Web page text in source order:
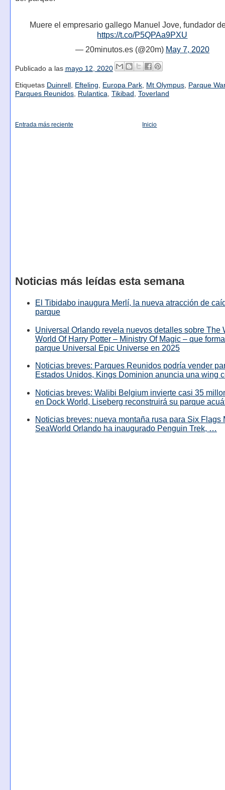
Muere el empresario gallego Manuel Jove, fundador
https://t.co/P5QPAa9PXU
— 20minutos.es (@20m) May 7, 2020
Publicado a las mayo 12, 2020
Etiquetas Duinrell Efteling Europa Park, Mt Olympus,
Parque
Parques Reunidos, Rulantica Tikibad Toverland
Entrada más reciente Inicio
Noticias más leídas esta semana
El Tibidabo inaugura Merlí, la nueva atracción de
parque
Universal Orlando revela nuevos detalles sobre The
World Of Harry Potter – Ministry Of Magic – que
parque Universal Epic Universe en 2025
Noticias breves: Parques Reunidos podría vender
Estados Unidos, Kings Dominion anuncia una wing
Noticias breves: Walibi Belgium invierte casi 35
en Dock World, Liseberg reconstruirá su parque
Noticias breves: nueva montaña rusa para Six Flags
SeaWorld Orlando ha inaugurado Penguin Trek, …